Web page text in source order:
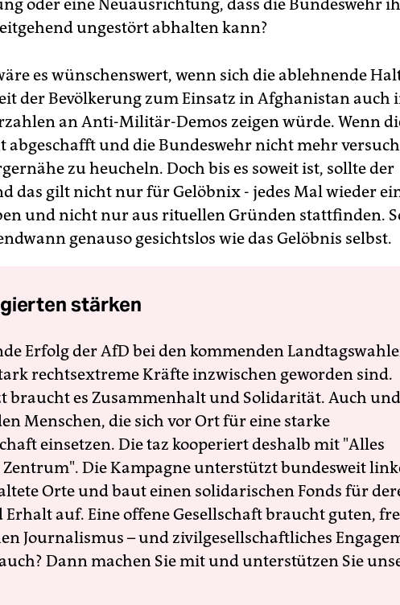
oder eine Neuausrichtung, dass die Bundeswehr
ungestört abhalten kann?
es wünschenswert, wenn sich die ablehnende
der Bevölkerung zum Einsatz in Afghanistan auch
an Anti-Militär-Demos zeigen würde. Wenn
abgeschafft und die Bundeswehr nicht mehr
zu heucheln. Doch bis es soweit ist, sollte der
das gilt nicht nur für Gelöbnix - jedes Mal wieder
und nicht nur aus rituellen Gründen stattfinden.
genauso gesichtslos wie das Gelöbnis selbst.
stärken
Erfolg der AfD bei den kommenden
rechtsextreme Kräfte inzwischen geworden sind.
braucht es Zusammenhalt und Solidarität. Auch
Menschen, die sich vor Ort für eine starke
einsetzen. Die taz kooperiert deshalb mit "Alles
Die Kampagne unterstützt bundesweit
Orte und baut einen solidarischen Fonds für
Erhalt auf. Eine offene Gesellschaft braucht guten,
Journalismus – und zivilgesellschaftliches
Dann machen Sie mit und unterstützen Sie